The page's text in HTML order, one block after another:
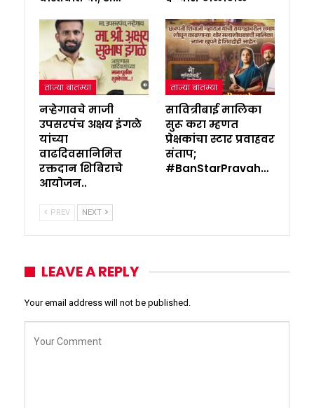
ताज्या बातम्या
नऱ्हेगावचे माजी
उपसरपंच अक्षय इंगळे
यांच्या
वाढदिवसानिमित्त
रक्तदान शिबिराचे
आयोजन..
ताज्या बातम्या
सावित्रीबाई मालिका
सुरू करा म्हणत
प्रेक्षकांचा स्टार प्रवाहवर
संताप;
#BanStarPravah…
PREV NEXT
LEAVE A REPLY
Your email address will not be published.